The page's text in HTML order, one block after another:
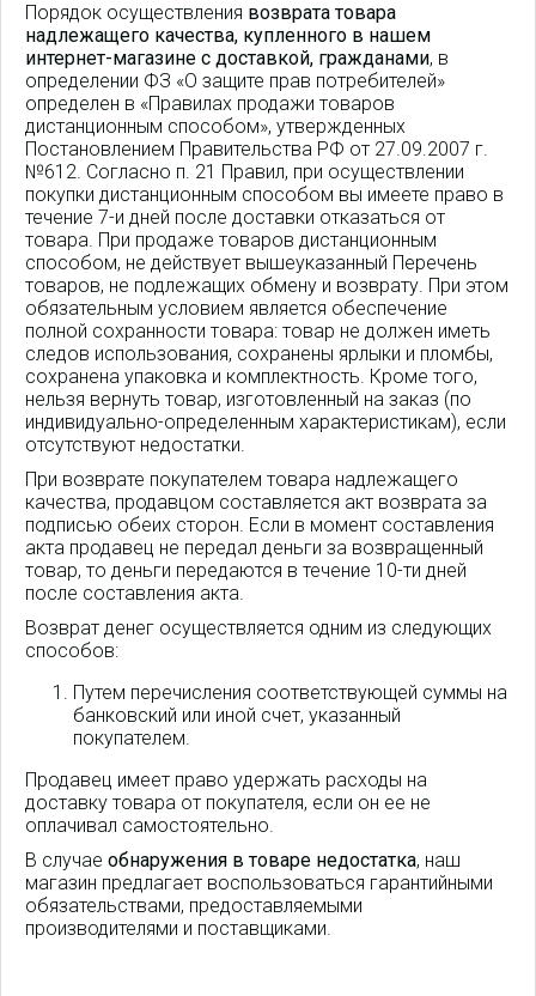
Порядок осуществления возврата товара
надлежащего качества, купленного в нашем
интернет-магазине с доставкой, гражданами, в
определении ФЗ «О защите прав потребителей»
определен в «Правилах продажи товаров
дистанционным способом», утвержденных
Постановлением Правительства РФ от 27.09.2007 г.
№612. Согласно п. 21 Правил, при осуществлении
покупки дистанционным способом вы имеете право в
течение 7-и дней после доставки отказаться от
товара. При продаже товаров дистанционным
способом, не действует вышеуказанный Перечень
товаров, не подлежащих обмену и возврату. При этом
обязательным условием является обеспечение
полной сохранности товара: товар не должен иметь
следов использования, сохранены ярлыки и пломбы,
сохранена упаковка и комплектность. Кроме того,
нельзя вернуть товар, изготовленный на заказ (по
индивидуально-определенным характеристикам), если
отсутствуют недостатки.
При возврате покупателем товара надлежащего
качества, продавцом составляется акт возврата за
подписью обеих сторон. Если в момент составления
акта продавец не передал деньги за возвращенный
товар, то деньги передаются в течение 10-ти дней
после составления акта.
Возврат денег осуществляется одним из следующих
способов:
Путем перечисления соответствующей суммы на
банковский или иной счет, указанный
покупателем.
Продавец имеет право удержать расходы на
доставку товара от покупателя, если он ее не
оплачивал самостоятельно.
В случае обнаружения в товаре недостатка, наш
магазин предлагает воспользоваться гарантийными
обязательствами, предоставляемыми
производителями и поставщиками.